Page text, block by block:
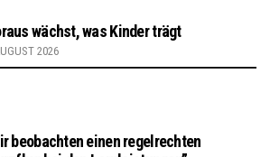
wächst, was Kinder trägt
2026
beobachten einen regelrechten